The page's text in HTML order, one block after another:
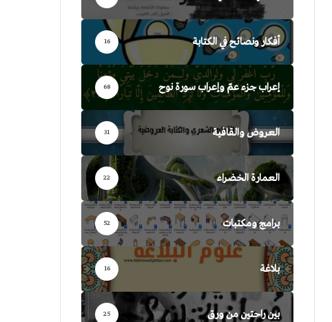
أفكار ونصائح في الكتابة 16
إعراب جزء عمّ وإعراب سورة نوح 68
العروض والقافية 31
العمارة الخضراء 22
برامج ومكتبات 52
بلاغة 16
بين راحتين من ورق 25